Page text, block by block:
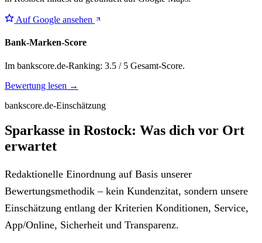
Auf Google ansehen
Bank-Marken-Score
Im bankscore.de-Ranking: 3.5 / 5 Gesamt-Score.
Bewertung lesen →
bankscore.de-Einschätzung
Sparkasse in Rostock: Was dich vor Ort
erwartet
Redaktionelle Einordnung auf Basis unserer
Bewertungsmethodik – kein Kundenzitat, sondern unsere
Einschätzung entlang der Kriterien Konditionen, Service,
App/Online, Sicherheit und Transparenz.